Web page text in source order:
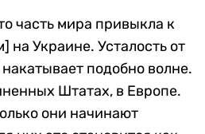
часть мира привыкла к
на Украине. Усталость от
подобно волне.
Штатах, в Европе.
они начинают